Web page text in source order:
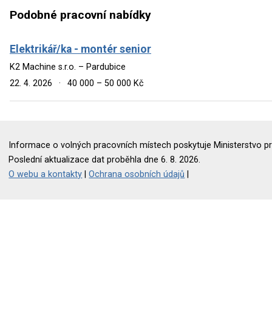
Podobné pracovní nabídky
Elektrikář/ka - montér senior
K2 Machine s.r.o. – Pardubice
22. 4. 2026
· 40 000 – 50 000 Kč
Informace o volných pracovních místech poskytuje Ministerstvo
Poslední aktualizace dat proběhla dne 6. 8. 2026.
O webu a kontakty |Ochrana osobních údajů